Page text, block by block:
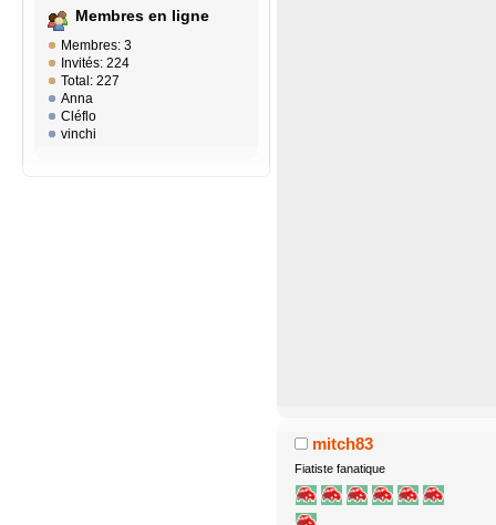
Membres en ligne
Membres: 3
Invités: 224
Total: 227
Anna
Cléflo
vinchi
mitch83
Fiatiste fanatique